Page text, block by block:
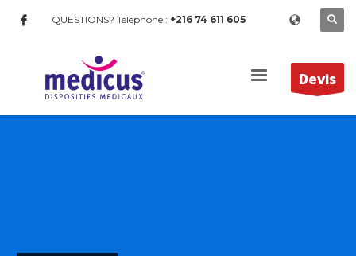
QUESTIONS? Téléphone : +216 74 611 605
Devis